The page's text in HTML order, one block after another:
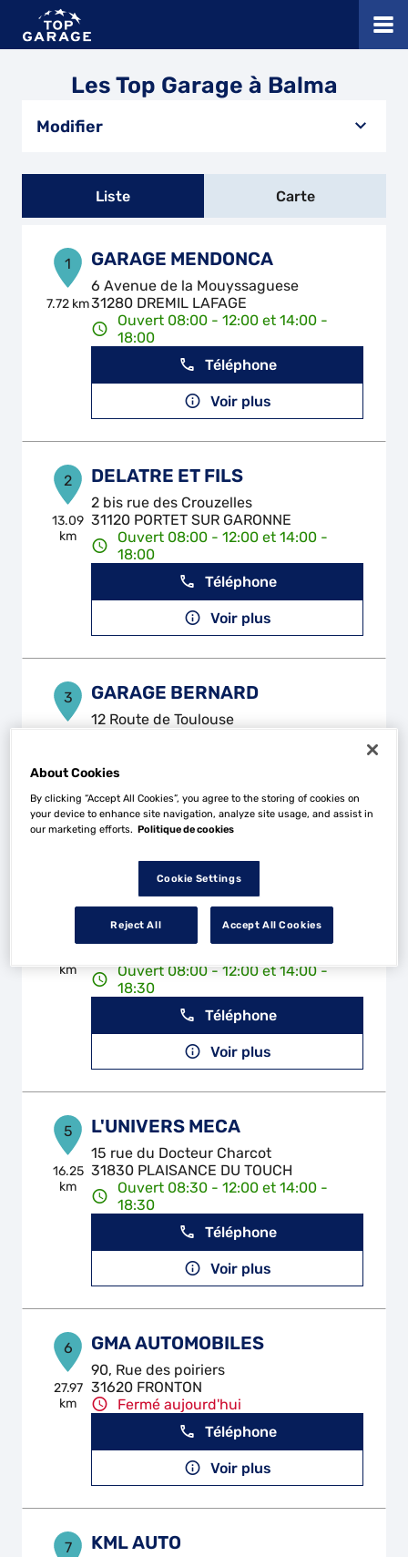
Les Top Garage à Balma
Modifier
Liste Carte
1
7.72 km
GARAGE MENDONCA
6 Avenue de la Mouyssaguese
31280 DREMIL LAFAGE
Ouvert 08:00 - 12:00 et 14:00 -
18:00
Téléphone
Voir plus
2
13.09
km
DELATRE ET FILS
2 bis rue des Crouzelles
31120 PORTET SUR GARONNE
Ouvert 08:00 - 12:00 et 14:00 -
18:00
Téléphone
Voir plus
3 GARAGE BERNARD
12 Route de Toulouse
17:30
Téléphone
Voir plus
km
GARAGE DA SILVA
47 Rue de Cezerou
Ouvert 08:00 - 12:00 et 14:00 -
18:30
Téléphone
Voir plus
5
16.25
km
L'UNIVERS MECA
15 rue du Docteur Charcot
31830 PLAISANCE DU TOUCH
Ouvert 08:30 - 12:00 et 14:00 -
18:30
Téléphone
Voir plus
6
27.97
km
GMA AUTOMOBILES
90, Rue des poiriers
31620 FRONTON
Fermé aujourd'hui
Téléphone
Voir plus
7 KML AUTO
About Cookies
By clicking “Accept All Cookies”, you agree to the storing of cookies on
your device to enhance site navigation, analyze site usage, and assist in
our marketing efforts. Politique de cookies
Cookie Settings
Reject All Accept All Cookies